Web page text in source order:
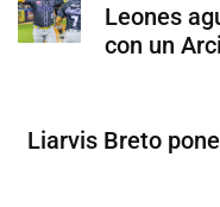
Leones
con un
Liarvis Breto